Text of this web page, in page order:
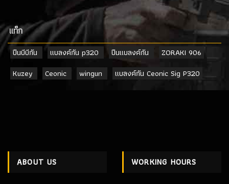
เเท็ก
ปืนบีบีกัน แบลงค์กัน p320 ปืนแบลงค์กัน
ZORAKI 906
Kuzey
Ceonic wingun แบลงค์กัน Ceonic Sig P320
ABOUT US WORKING HOURS